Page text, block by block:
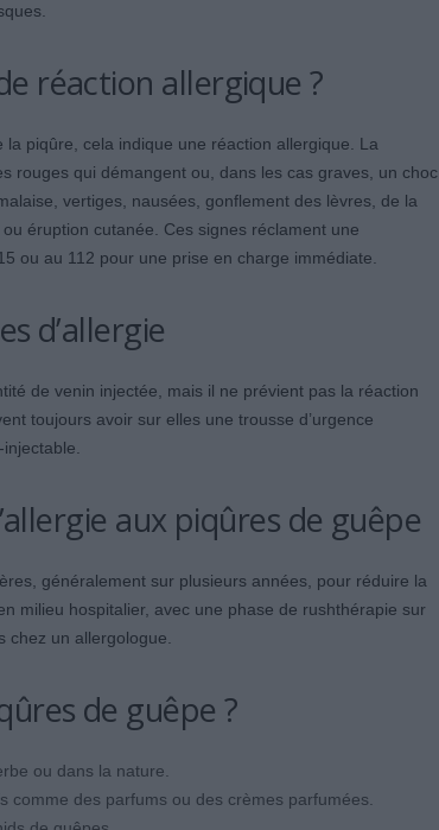
réaction allergique ?
piqûre, cela indique une réaction allergique. La
rouges qui démangent ou, dans les cas graves, un choc
vertiges, nausées, gonflement des lèvres, de la
éruption cutanée. Ces signes réclament une
ou au 112 pour une prise en charge immédiate.
d’allergie
de venin injectée, mais il ne prévient pas la réaction
toujours avoir sur elles une trousse d’urgence
aux piqûres de guêpe
généralement sur plusieurs années, pour réduire la
milieu hospitalier, avec une phase de rushthérapie sur
chez un allergologue.
de guêpe ?
ou dans la nature.
comme des parfums ou des crèmes parfumées.